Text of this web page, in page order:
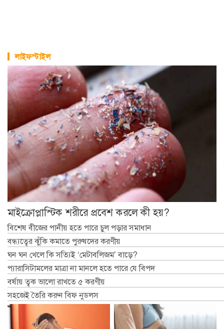
লাইফস্টাইল
মাইক্রোপ্লাস্টিক শরীরে প্রবেশ করলে কী হয়?
বিশেষ বীজের পানীয় হতে পারে চুল পড়ার সমাধান
বন্ধ্যত্বের ঝুঁকি কমাতে পুরুষদের করণীয়
ঘন ঘন খেলে কি সত্যিই ‘মেটাবলিজম’ বাড়ে?
প্যারাসিটামলের মাত্রা না মানলে হতে পারে যে বিপদ
বর্ষায় ত্বক ভালো রাখতে ৫ করণীয়
সহজেই তৈরি করুন বিফ নুডলস